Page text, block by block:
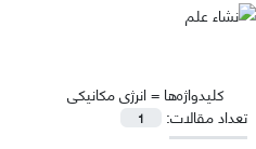
کلیدواژه‌ها =انرژی مکانیکی
تعداد مقالات:
1